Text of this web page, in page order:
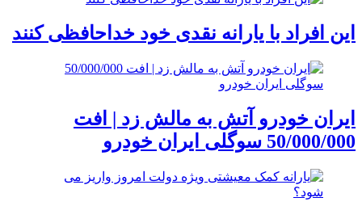
این افراد با یارانه نقدی خود خداحافظی کنند
ایران خودرو آتش به مالش زد | افت
50/000/000 سوگلی ایران خودرو